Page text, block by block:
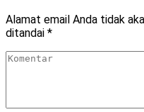
Alamat email Anda tidak
ditandai *